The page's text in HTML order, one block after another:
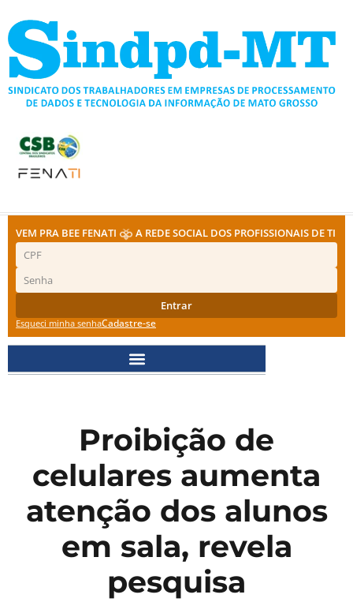
para
conteúdo
VEM PRA BEE FENATI A REDE SOCIAL DOS PROFISSIONAIS DE TI
Entrar
Esqueci minha senhaCadastre-se
Proibição de
celulares aumenta
atenção dos alunos
em sala, revela
pesquisa